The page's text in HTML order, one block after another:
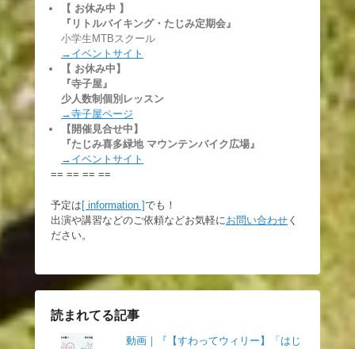
【 お休み中 】
『リトルバイキング・たじみ定期会』
小学生MTBスクール
→イベントサイト
【 お休み中】
『寺子屋』
少人数制個別レッスン
→寺子屋ページ
【開催見合せ中】
『たじみ喜多緑地 マウンテンバイク広場』
→イベントサイト
== == == ==
予定は [ information ]でも！
出演や講習などのご依頼などお気軽にお問い合わせ く
ださい。
読まれてる記事
動画｜『【すわってウィリー】「はじ